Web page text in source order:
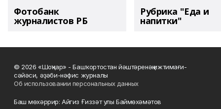
Фотобанк
журналистов РБ
Рубрика "Еда и
напитки"
© 2026 «Шоңҡар» - Башҡортостан йәштәренәң ижтимағи-
сәйәси, әҙәби-нәфис журналы
Об использовании персональных данных
Баш мөхәррир: Айгиз Ғиззәт улы Баймөхәмәтов